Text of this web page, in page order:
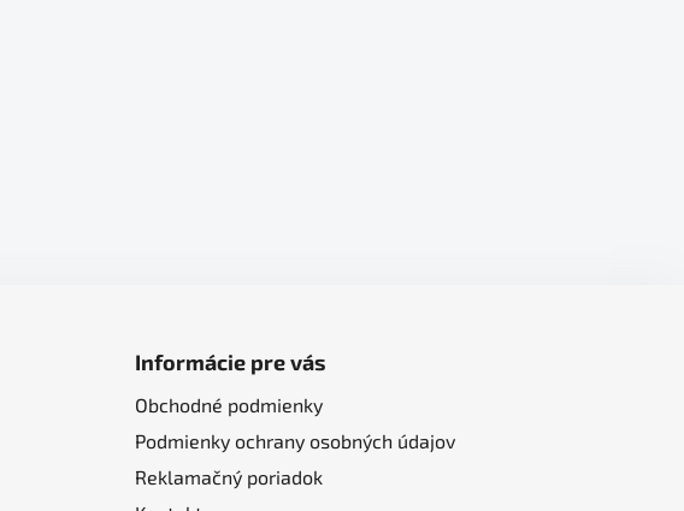
Informácie pre vás
Obchodné podmienky
Podmienky ochrany osobných údajov
Reklamačný poriadok